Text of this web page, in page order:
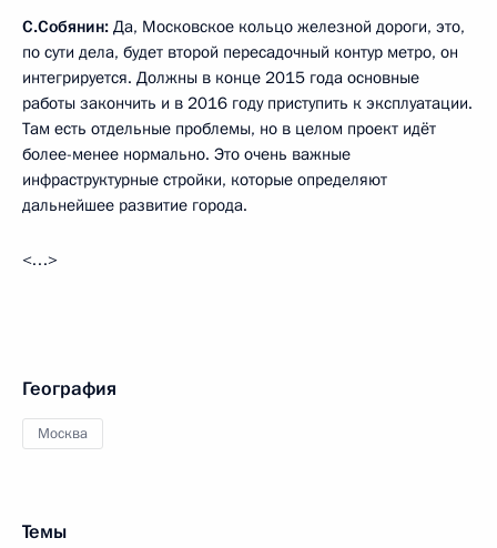
С.Собянин: Да, Московское кольцо железной дороги, это,
по сути дела, будет второй пересадочный контур метро, он
интегрируется. Должны в конце 2015 года основные
работы закончить и в 2016 году приступить к эксплуатации.
Там есть отдельные проблемы, но в целом проект идёт
более-менее нормально. Это очень важные
инфраструктурные стройки, которые определяют
дальнейшее развитие города.
<…>
География
Москва
Темы